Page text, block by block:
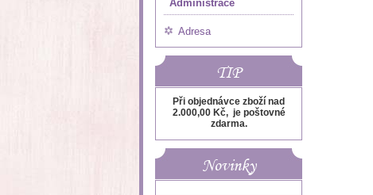
Administrace
Adresa
TIP
Při objednávce zboží nad
2.000,00 Kč, je poštovné
zdarma.
Novinky